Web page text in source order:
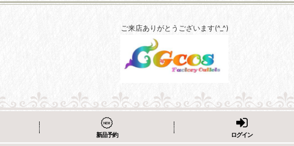
ご来店ありがとうございます(^_^)
新品予約 ログイン